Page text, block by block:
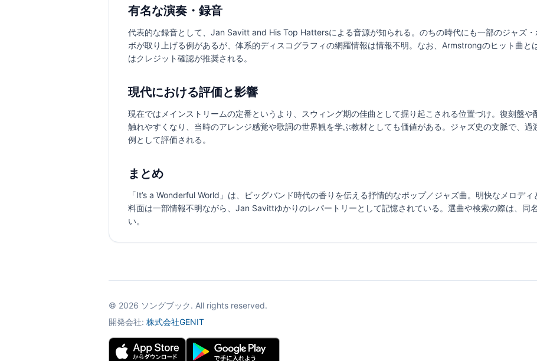
有名な演奏・録音
代表的な録音として、Jan Savitt and His Top Hattersによる音源が知られる。のちの時代にも一部のジャズ
ボが取り上げる例があるが、体系的ディスコグラフィの網羅情報は情報不明。なお、Armstrongのヒット曲と
はクレジット確認が推奨される。
現代における評価と影響
現在ではメインストリームの定番というより、スウィング期の佳曲として掘り起こされる位置づけ。復刻盤や
触れやすくなり、当時のアレンジ感覚や歌詞の世界観を学ぶ教材としても価値がある。ジャズ史の文脈で、
例として評価される。
まとめ
「It’s a Wonderful World」は、ビッグバンド時代の香りを伝える抒情的なポップ／ジャズ曲。明快なメロデ
料面は一部情報不明ながら、Jan Savittゆかりのレパートリーとして記憶されている。選曲や検索の際は、同
い。
© 2026 ソングブック. All rights reserved.
開発会社: 株式会社GENIT